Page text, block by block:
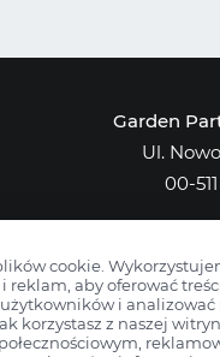
Garden
Ul.
00-
NIP:
KRS:
cookie.
reklam, aby oferować
i analizować
korzystasz z naszej